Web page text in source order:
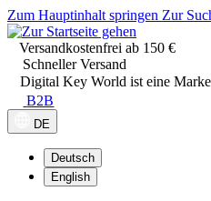
Zum Hauptinhalt springen Zur
Versandkostenfrei ab 150 €
Schneller Versand
Digital Key World ist eine
B2B
DE
Deutsch
English